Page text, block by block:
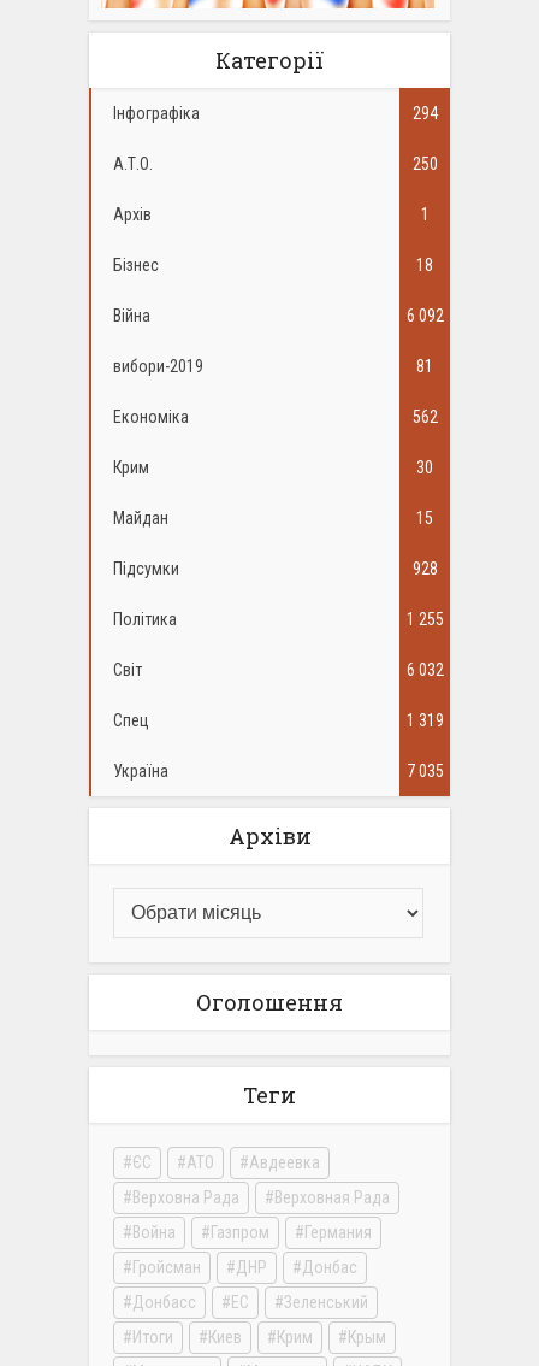
Категорії
Інфографіка 294
А.Т.О. 250
Архів 1
Бізнес 18
Війна 6 092
вибори-2019 81
Економіка 562
Крим 30
Майдан 15
Підсумки 928
Політика 1 255
Світ 6 032
Спец 1 319
Україна 7 035
Архіви
Оголошення
Теги
ЄС АТО
Авдеевка
Верховна Рада
Верховная Рада
Война
Газпром
Германия
Гройсман
ДНР
Донбас
Донбасс
ЕС
Зеленський
Итоги
Киев Крим
Крым